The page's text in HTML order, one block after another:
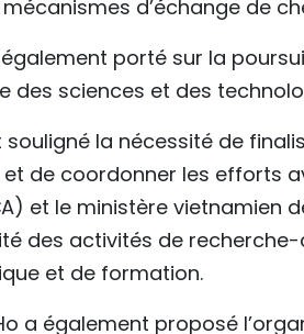
d’échange de
porté sur la
des sciences et des
souligné la nécessité de
et de coordonner les efforts
et le ministère vietnamien
des activités de
et de formation.
a également proposé